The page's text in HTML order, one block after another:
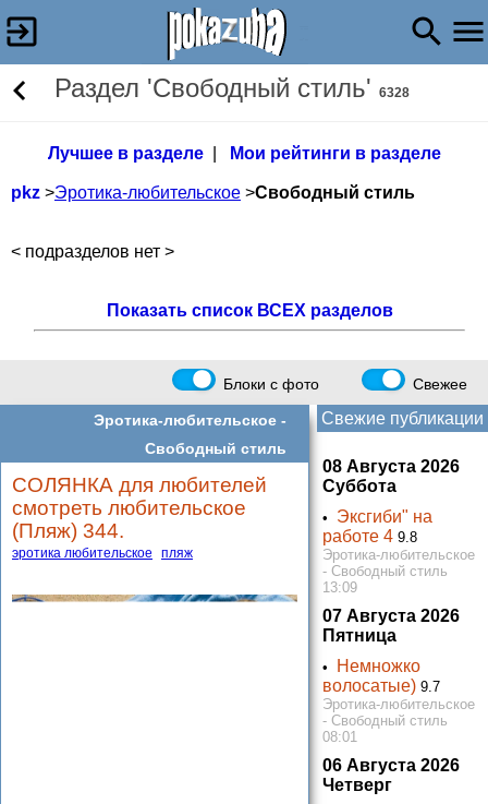
Раздел 'Свободный стиль' 6328
Лучшее в разделе| Мои рейтинги в разделе
pkz >Эротика-любительское >Свободный стиль
< подразделов нет >
Показать список ВСЕХ разделов
Блоки с фото Свежее
Эротика-любительское -
Свободный стиль
СОЛЯНКА для любителей
смотреть любительское
(Пляж) 344.
эротика любительское пляж
Свежие публикации
08 Августа 2026
Суббота
• Эксгиби" на
работе 4 9.8
Эротика-любительское
- Свободный стиль
13:09
07 Августа 2026
Пятница
•
Немножко
волосатые) 9.7
Эротика-любительское
- Свободный стиль
08:01
06 Августа 2026
Четверг